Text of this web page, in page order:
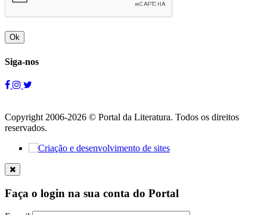
Ok
Siga-nos
Copyright 2006-2026 © Portal da Literatura. Todos os direitos
reservados.
Faça o login na sua conta do Portal